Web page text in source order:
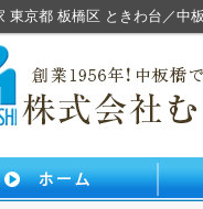
東京都 板橋区 ときわ台／中